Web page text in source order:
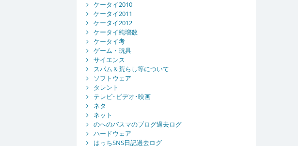
ケータイ2010
ケータイ2011
ケータイ2012
ケータイ純増数
ケータイ考
ゲーム・玩具
サイエンス
スパム＆荒らし等について
ソフトウェア
タレント
テレビ･ビデオ･映画
ネタ
ネット
のへのバスマのブログ過去ログ
ハードウェア
はっちSNS日記過去ログ